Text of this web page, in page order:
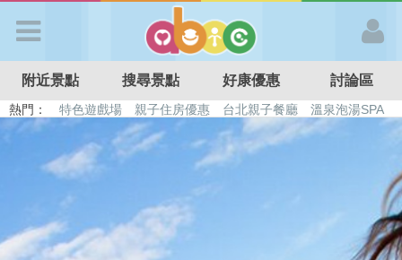
APP登入
首 頁
搜尋景點
附近景點 搜尋景點 好康優惠 討論區
熱門： 特色遊戲場 親子住房優惠 台北親子餐廳
溫泉泡湯SPA
溜滑梯民宿
觀光工廠 日本親子景點